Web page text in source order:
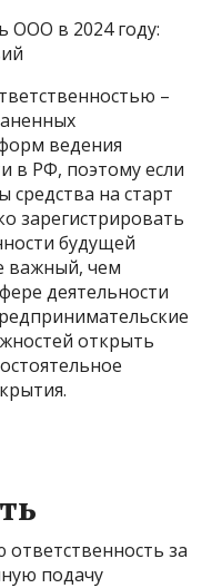
ООО в 2024 году:
–
ведения
в РФ, поэтому если
средства на старт
зарегистрировать
будущей
важный, чем
деятельности
открыть
ответственность за
подачу